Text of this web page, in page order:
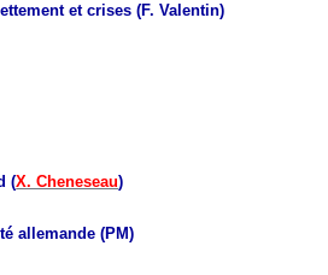
et crises (F. Valentin)
(X. Cheneseau)
allemande (PM)